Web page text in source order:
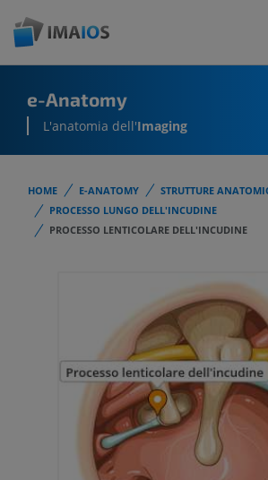
e-Anatomy
L'anatomia dell'Imaging
HOME E-ANATOMY STRUTTURE
PROCESSO LUNGO DELL'INCUDINE
PROCESSO LENTICOLARE DELL'INCUDINE